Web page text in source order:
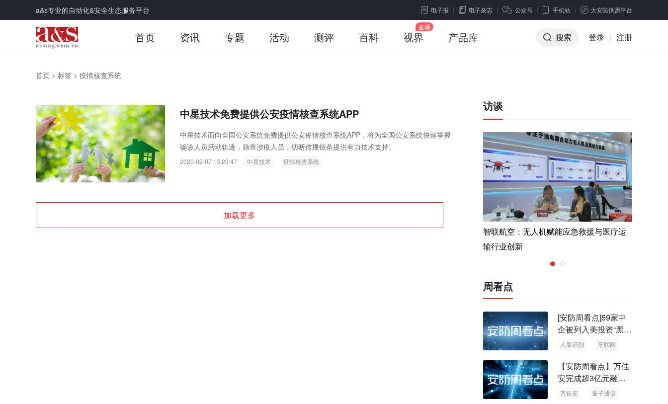
a&s专业的自动化&安全生态服务平台 电子报 电子杂志 公众号 手机站 大安防供需平台
首页 资讯 专题 活动 测评 百科 视界 产品库 搜索 登录 | 注册
首页 > 标签 > 疫情核查系统
中星技术免费提供公安疫情核查系统APP
中星技术面向全国公安系统免费提供公安疫情核查系统APP，将为全国公安系统快速掌握
确诊人员活动轨迹，筛查涉疫人员，切断传播链条提供有力技术支持。
2020-02-07 13:29:47 中星技术 疫情核查系统
加载更多
访谈
Raythink燧石技术：以红外技术，筑造低
智联航空：无人机赋能应急救援与医疗运
输行业创新
周看点
[安防周看点]59家中
企被列入美投资“黑名
单” 中国信通院启动
人脸识别 车联网
【安防周看点】万佳
安完成超3亿元融资
国内首批量子通信标
万佳安 量子通信